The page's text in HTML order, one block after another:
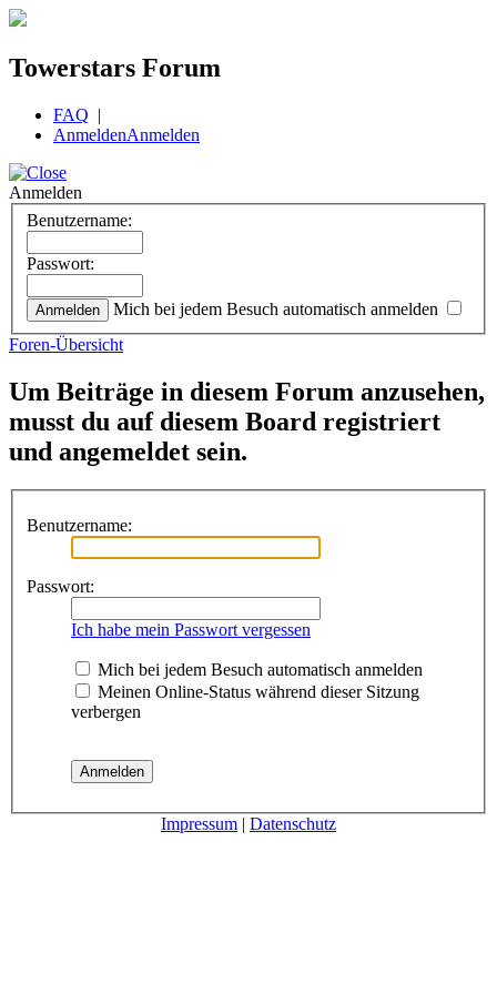
Towerstars Forum
FAQ |
AnmeldenAnmelden
Anmelden
Benutzername:
Passwort:
Mich bei jedem Besuch automatisch anmelden
Foren-Übersicht
Um Beiträge in diesem Forum anzusehen,
musst du auf diesem Board registriert
und angemeldet sein.
Benutzername:
Passwort:
Ich habe mein Passwort vergessen
Mich bei jedem Besuch automatisch anmelden
Meinen Online-Status während dieser Sitzung
verbergen
Impressum | Datenschutz